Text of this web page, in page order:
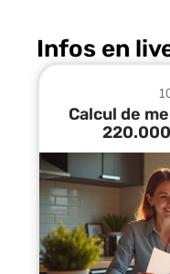
Infos en
Calcul de